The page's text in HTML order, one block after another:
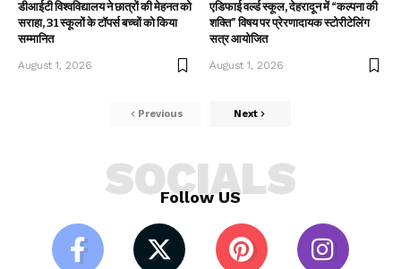
डीआईटी विश्वविद्यालय ने छात्रों की मेहनत को
सराहा, 31 स्कूलों के टॉपर्स बच्चों को किया
सम्मानित
August 1, 2026
एडिफाई वर्ल्ड स्कूल, देहरादून में “कल्पना की
शक्ति” विषय पर प्रेरणादायक स्टोरीटेलिंग
सत्र आयोजित
August 1, 2026
Previous Next
Follow US
SOCIALS